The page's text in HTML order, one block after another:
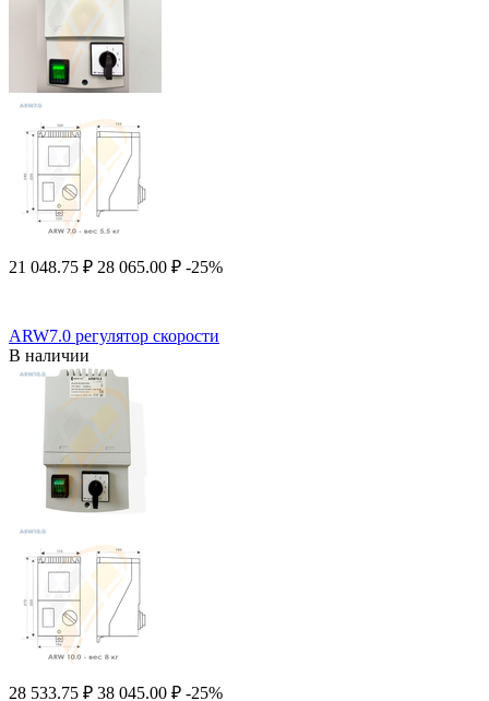
21 048.75 ₽ 28 065.00 ₽ -25%
ARW7.0 регулятор скорости
В наличии
28 533.75 ₽ 38 045.00 ₽ -25%